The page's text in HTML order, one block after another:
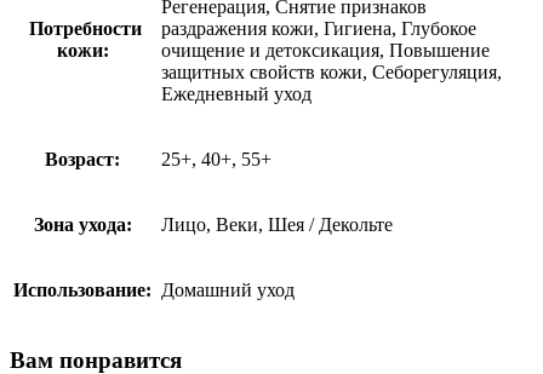
Потребности
кожи:
Регенерация, Снятие признаков
раздражения кожи, Гигиена, Глубокое
очищение и детоксикация, Повышение
защитных свойств кожи, Себорегуляция,
Ежедневный уход
Возраст: 25+, 40+, 55+
Зона ухода: Лицо, Веки, Шея / Декольте
Использование: Домашний уход
Вам понравится